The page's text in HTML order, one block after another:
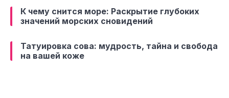
К чему снится море: Раскрытие глубоких
значений морских сновидений
Татуировка сова: мудрость, тайна и свобода
на вашей коже